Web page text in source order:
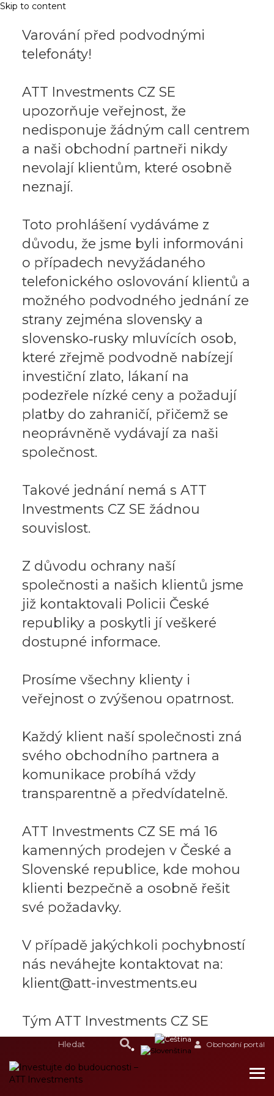
Skip to content
Varování před podvodnými
telefonáty!
ATT Investments CZ SE
upozorňuje veřejnost, že
nedisponuje žádným call centrem
a naši obchodní partneři nikdy
nevolají klientům, které osobně
neznají.
Toto prohlášení vydáváme z
důvodu, že jsme byli informováni
o případech nevyžádaného
telefonického oslovování klientů a
možného podvodného jednání ze
strany zejména slovensky a
slovensko‑rusky mluvících osob,
které zřejmě podvodně nabízejí
investiční zlato, lákaní na
podezřele nízké ceny a požadují
platby do zahraničí, přičemž se
neoprávněně vydávají za naši
společnost.
Takové jednání nemá s ATT
Investments CZ SE žádnou
souvislost.
Z důvodu ochrany naší
společnosti a našich klientů jsme
již kontaktovali Policii České
republiky a poskytli jí veškeré
dostupné informace.
Prosíme všechny klienty i
veřejnost o zvýšenou opatrnost.
Každý klient naší společnosti zná
svého obchodního partnera a
komunikace probíhá vždy
transparentně a předvídatelně.
ATT Investments CZ SE má 16
kamenných prodejen v České a
Slovenské republice, kde mohou
klienti bezpečně a osobně řešit
své požadavky.
V případě jakýchkoli pochybností
nás neváhejte kontaktovat na:
klient@att-investments.eu
Tým ATT Investments CZ SE
Obchodní portál